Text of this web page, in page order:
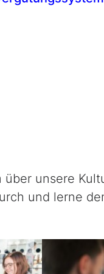
unsere
und lerne